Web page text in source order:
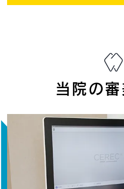
当院の